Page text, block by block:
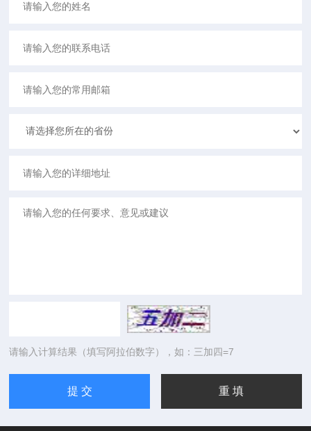
请输入计算结果（填写阿拉伯数字），如：三加四=7